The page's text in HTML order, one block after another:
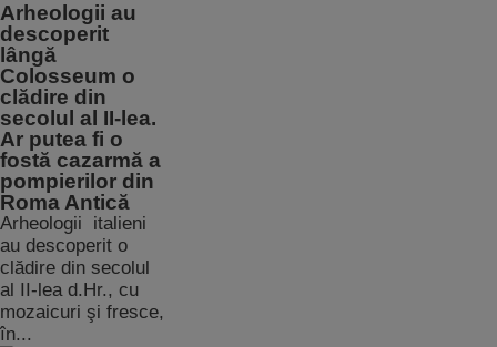
Arheologii au
descoperit
lângă
Colosseum o
clădire din
secolul al II-lea.
Ar putea fi o
fostă cazarmă a
pompierilor din
Roma Antică
Arheologii italieni
au descoperit o
clădire din secolul
al II-lea d.Hr., cu
mozaicuri şi fresce,
în...